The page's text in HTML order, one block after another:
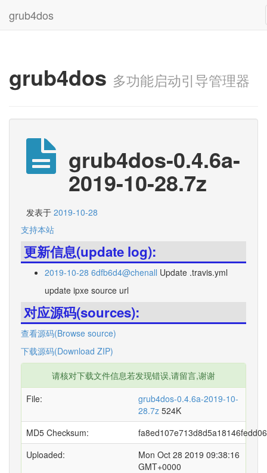
grub4dos
grub4dos 多功能启动引导管理器
grub4dos-0.4.6a-
2019-10-28.7z
发表于 2019-10-28
支持本站
更新信息(update log):
2019-10-28 6dfb6d4@chenall Update .travis.yml
update ipxe source url
对应源码(sources):
查看源码(Browse source)
下载源码(Download ZIP)
请核对下载文件信息若发现错误,请留言,谢谢
File:
grub4dos-0.4.6a-2019-10-
28.7z 524K
MD5 Checksum:
Uploaded:
Mon Oct 28 2019 09:38:16
GMT+0000